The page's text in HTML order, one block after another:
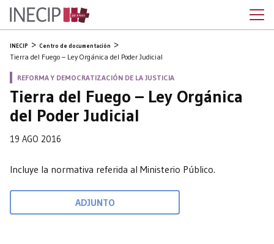
INECIP Centro de documentación
Tierra del Fuego – Ley Orgánica del Poder Judicial
REFORMA Y DEMOCRATIZACIÓN DE LA JUSTICIA
Tierra del Fuego – Ley Orgánica
del Poder Judicial
19 AGO 2016
Incluye la normativa referida al Ministerio Público.
ADJUNTO